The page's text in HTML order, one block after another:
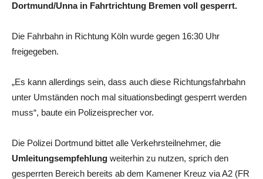
Dortmund/Unna in Fahrtrichtung Bremen voll gesperrt.
Die Fahrbahn in Richtung Köln wurde gegen 16:30 Uhr
freigegeben.
„Es kann allerdings sein, dass auch diese Richtungsfahrbahn
unter Umständen noch mal situationsbedingt gesperrt werden
muss“, baute ein Polizeisprecher vor.
Die Polizei Dortmund bittet alle Verkehrsteilnehmer, die
Umleitungsempfehlung weiterhin zu nutzen, sprich den
gesperrten Bereich bereits ab dem Kamener Kreuz via A2 (FR